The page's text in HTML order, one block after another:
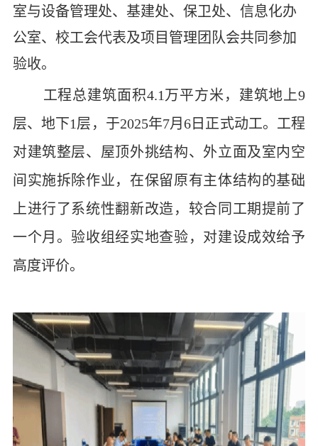
室与设备管理处、基建处、保卫处、信息化办
公室、校工会代表及项目管理团队会共同参加
验收。
工程总建筑面积4.1万平方米，建筑地上9
层、地下1层，于2025年7月6日正式动工。工程
对建筑整层、屋顶外挑结构、外立面及室内空
间实施拆除作业，在保留原有主体结构的基础
上进行了系统性翻新改造，较合同工期提前了
一个月。验收组经实地查验，对建设成效给予
高度评价。